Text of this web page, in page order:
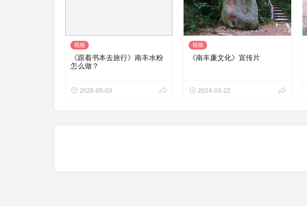
视频
《跟着书本去旅行》南丰水粉
怎么做？
2026-05-03
视频
《南丰廉文化》宣传片
2024-03-22